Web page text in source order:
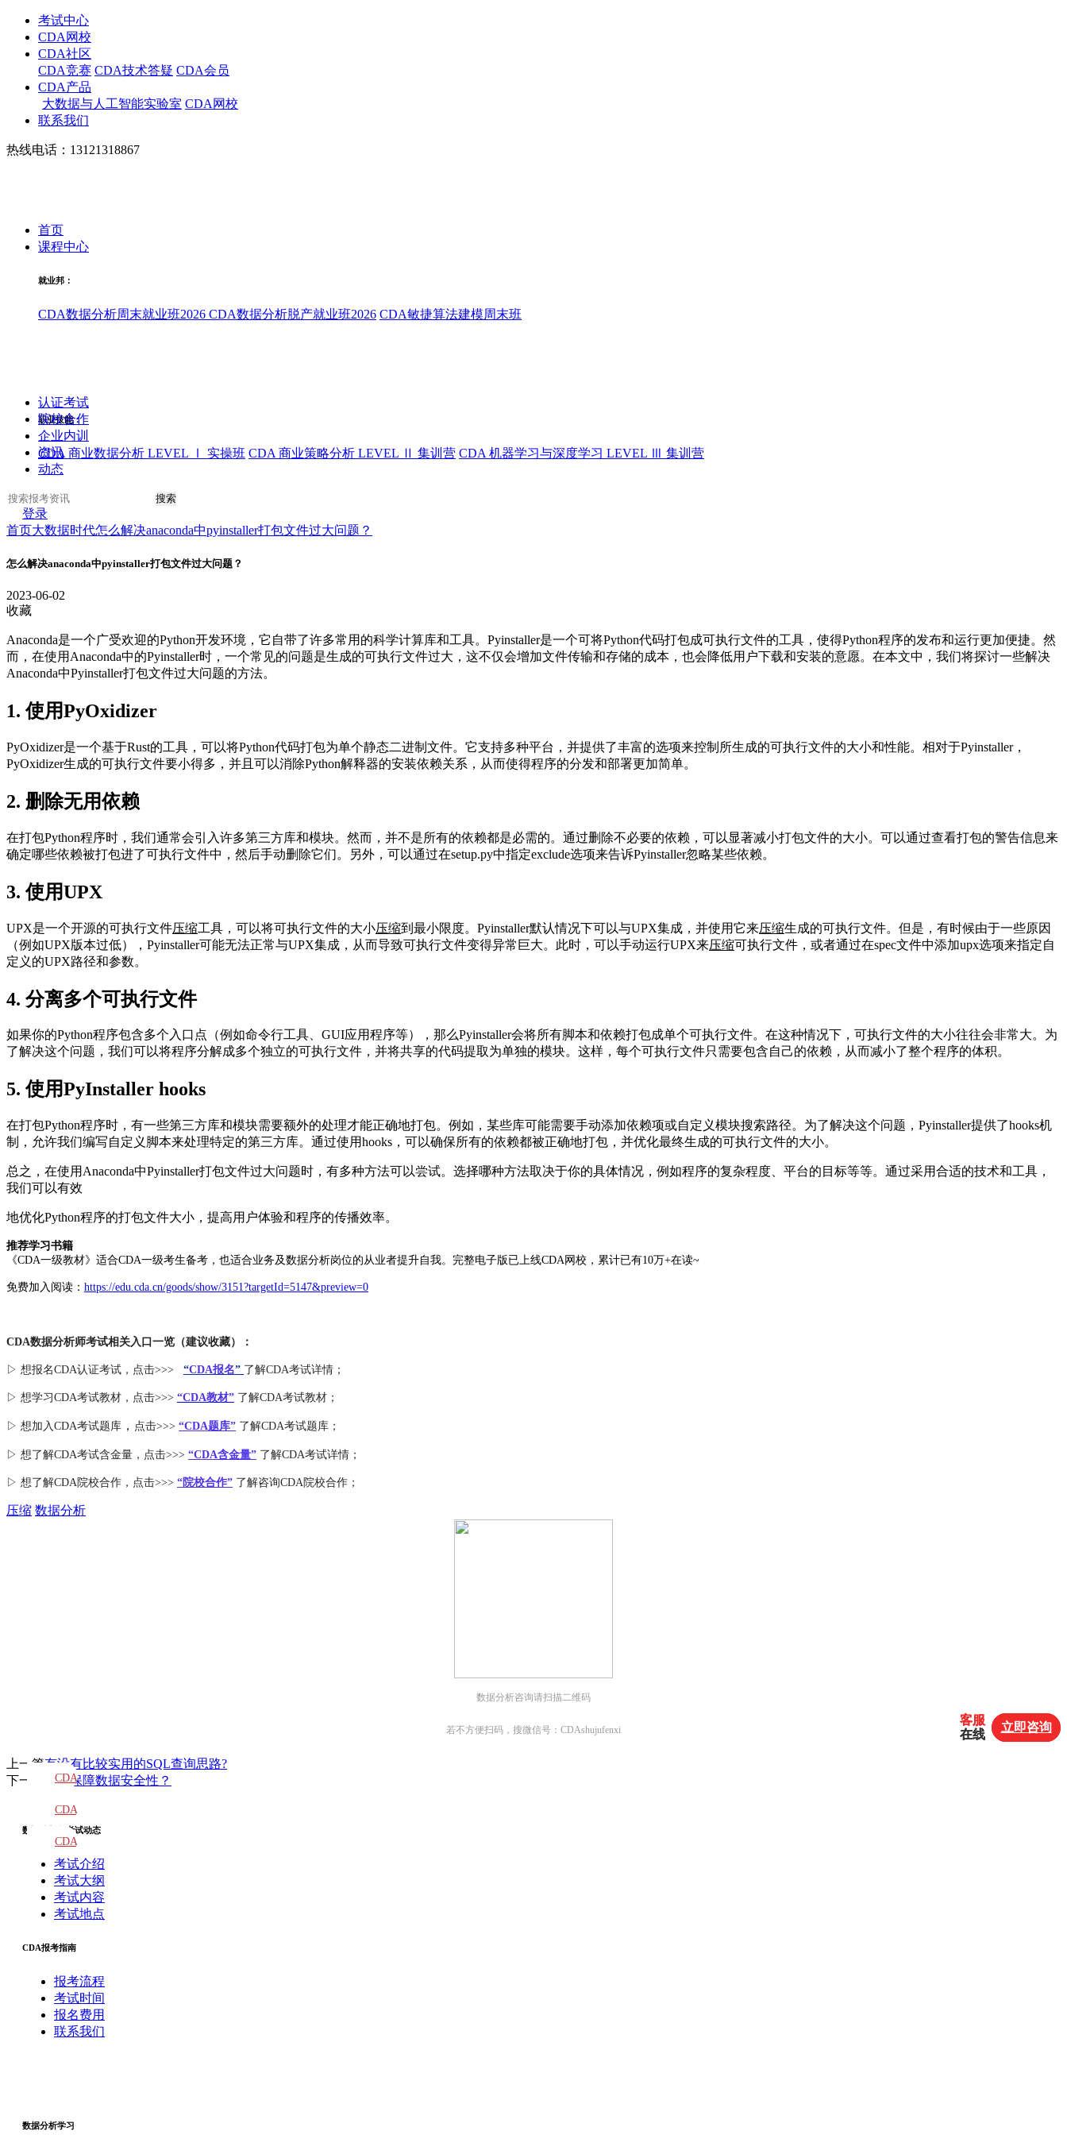
考试中心
CDA网校
CDA社区
CDA竞赛 CDA技术答疑 CDA会员
CDA产品
大数据与人工智能实验室 CDA网校
联系我们
热线电话：13121318867
首页
课程中心
就业邦：
CDA数据分析周末就业班2026 CDA数据分析脱产就业班2026 CDA敏捷算法建模周末班
职业技能：
CDA 商业数据分析 LEVEL Ⅰ 实操班 CDA 商业策略分析 LEVEL Ⅱ 集训营 CDA 机器学习与深度学习 LEVEL Ⅲ 集训营
认证考试
院校合作
企业内训
资讯
动态
搜索
登录
首页大数据时代怎么解决anaconda中pyinstaller打包文件过大问题？
怎么解决anaconda中pyinstaller打包文件过大问题？
2023-06-02
收藏
Anaconda是一个广受欢迎的Python开发环境，它自带了许多常用的科学计算库和工具。Pyinstaller是一个可将Python代码打包成可执行文件的工具，使得Python程序的发布和运行更加便捷。然
而，在使用Anaconda中的Pyinstaller时，一个常见的问题是生成的可执行文件过大，这不仅会增加文件传输和存储的成本，也会降低用户下载和安装的意愿。在本文中，我们将探讨一些解决
Anaconda中Pyinstaller打包文件过大问题的方法。
1. 使用PyOxidizer
PyOxidizer是一个基于Rust的工具，可以将Python代码打包为单个静态二进制文件。它支持多种平台，并提供了丰富的选项来控制所生成的可执行文件的大小和性能。相对于Pyinstaller，
PyOxidizer生成的可执行文件要小得多，并且可以消除Python解释器的安装依赖关系，从而使得程序的分发和部署更加简单。
2. 删除无用依赖
在打包Python程序时，我们通常会引入许多第三方库和模块。然而，并不是所有的依赖都是必需的。通过删除不必要的依赖，可以显著减小打包文件的大小。可以通过查看打包的警告信息来
确定哪些依赖被打包进了可执行文件中，然后手动删除它们。另外，可以通过在setup.py中指定exclude选项来告诉Pyinstaller忽略某些依赖。
3. 使用UPX
UPX是一个开源的可执行文件压缩工具，可以将可执行文件的大小压缩到最小限度。Pyinstaller默认情况下可以与UPX集成，并使用它来压缩生成的可执行文件。但是，有时候由于一些原因
（例如UPX版本过低），Pyinstaller可能无法正常与UPX集成，从而导致可执行文件变得异常巨大。此时，可以手动运行UPX来压缩可执行文件，或者通过在spec文件中添加upx选项来指定自
定义的UPX路径和参数。
4. 分离多个可执行文件
如果你的Python程序包含多个入口点（例如命令行工具、GUI应用程序等），那么Pyinstaller会将所有脚本和依赖打包成单个可执行文件。在这种情况下，可执行文件的大小往往会非常大。为
了解决这个问题，我们可以将程序分解成多个独立的可执行文件，并将共享的代码提取为单独的模块。这样，每个可执行文件只需要包含自己的依赖，从而减小了整个程序的体积。
5. 使用PyInstaller hooks
在打包Python程序时，有一些第三方库和模块需要额外的处理才能正确地打包。例如，某些库可能需要手动添加依赖项或自定义模块搜索路径。为了解决这个问题，Pyinstaller提供了hooks机
制，允许我们编写自定义脚本来处理特定的第三方库。通过使用hooks，可以确保所有的依赖都被正确地打包，并优化最终生成的可执行文件的大小。
总之，在使用Anaconda中Pyinstaller打包文件过大问题时，有多种方法可以尝试。选择哪种方法取决于你的具体情况，例如程序的复杂程度、平台的目标等等。通过采用合适的技术和工具，
我们可以有效
地优化Python程序的打包文件大小，提高用户体验和程序的传播效率。
推荐学习书籍
《CDA一级教材》适合CDA一级考生备考，也适合业务及数据分析岗位的从业者提升自我。完整电子版已上线CDA网校，累计已有10万+在读~
免费加入阅读： https://edu.cda.cn/goods/show/3151?targetId=5147&preview=0
CDA数据分析师考试相关入口一览（建议收藏）：
▷ 想报名CDA认证考试，点击>>> “CDA报名” 了解CDA考试详情；
▷ 想学习CDA考试教材，点击>>> “CDA教材” 了解CDA考试教材；
▷ 想加入CDA考试题库 ， 点击>>> “CDA题库” 了解CDA考试题库；
▷ 想了解CDA考试含金量 ，点击>>> “CDA含金量” 了解CDA考试详情；
▷ 想了解CDA院校合作 ，点击>>> “院校合作” 了解咨询CDA院校合作；
压缩 数据分析
数据分析咨询请扫描二维码
若不方便扫码，搜微信号：CDAshujufenxi
上一篇有没有比较实用的SQL查询思路?
下一篇
如何保障数据安全性？
数据分析师考试动态
考试介绍
考试大纲
考试内容
考试地点
CDA报考指南
报考流程
考试时间
报名费用
联系我们
数据分析学习
CDA
教材
CDA
题库
CDA
大纲
客服
在线
立即咨询
客服
在线
立即咨询